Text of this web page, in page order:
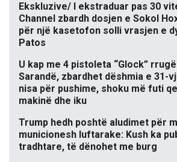
Ekskluzive/ I ekstraduar pas 30
Channel zbardh dosjen e Sokol
për një kasetofon solli vrasjen e
Patos
U kap me 4 pistoleta “Glock”
Sarandë, zbardhet dëshmia e 31-
nisa për pushime, shoku më futi
makinë dhe iku
Trump hedh poshtë aludimet për
municionesh luftarake: Kush ka
tradhtare, të dënohet me burg